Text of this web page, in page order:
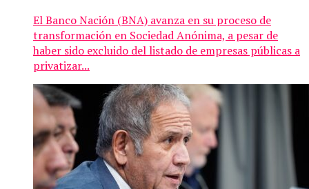
El Banco Nación (BNA) avanza en su proceso de
transformación en Sociedad Anónima, a pesar de
haber sido excluido del listado de empresas públicas a
privatizar...